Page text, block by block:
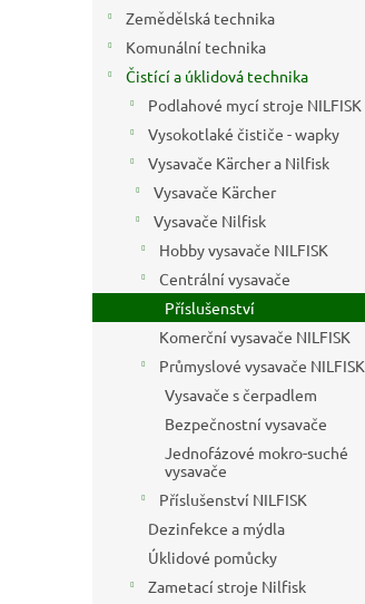
Zemědělská technika
Komunální technika
Čistící a úklidová technika
Podlahové mycí stroje NILFISK
Vysokotlaké čističe - wapky
Vysavače Kärcher a Nilfisk
Vysavače Kärcher
Vysavače Nilfisk
Hobby vysavače NILFISK
Centrální vysavače
Příslušenství
Komerční vysavače NILFISK
Průmyslové vysavače NILFISK
Vysavače s čerpadlem
Bezpečnostní vysavače
Jednofázové mokro-suché
vysavače
Příslušenství NILFISK
Dezinfekce a mýdla
Úklidové pomůcky
Zametací stroje Nilfisk